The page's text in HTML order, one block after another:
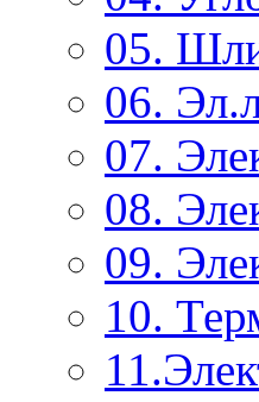
05.
06.
07.
08.
09.
10.